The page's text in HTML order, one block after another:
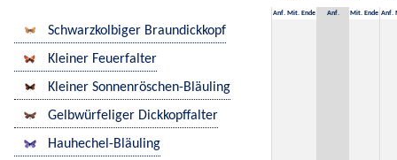
Anf. Mit. Ende Anf. Mit. Ende Anf.
Schwarzkolbiger Braundickkopf
Kleiner Feuerfalter
Kleiner Sonnenröschen-Bläuling
Gelbwürfeliger Dickkopffalter
Hauhechel-Bläuling